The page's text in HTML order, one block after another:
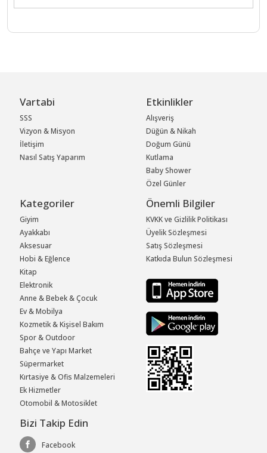
Vartabi
SSS
Vizyon & Misyon
İletişim
Nasıl Satış Yaparım
Etkinlikler
Alışveriş
Düğün & Nikah
Doğum Günü
Kutlama
Baby Shower
Özel Günler
Kategoriler
Giyim
Ayakkabı
Aksesuar
Hobi & Eğlence
Kitap
Elektronik
Anne & Bebek & Çocuk
Ev & Mobilya
Kozmetik & Kişisel Bakım
Spor & Outdoor
Bahçe ve Yapı Market
Süpermarket
Kırtasiye & Ofis Malzemeleri
Ek Hizmetler
Otomobil & Motosiklet
Önemli Bilgiler
KVKK ve Gizlilik Politikası
Üyelik Sözleşmesi
Satış Sözleşmesi
Katkıda Bulun Sözleşmesi
Bizi Takip Edin
Facebook